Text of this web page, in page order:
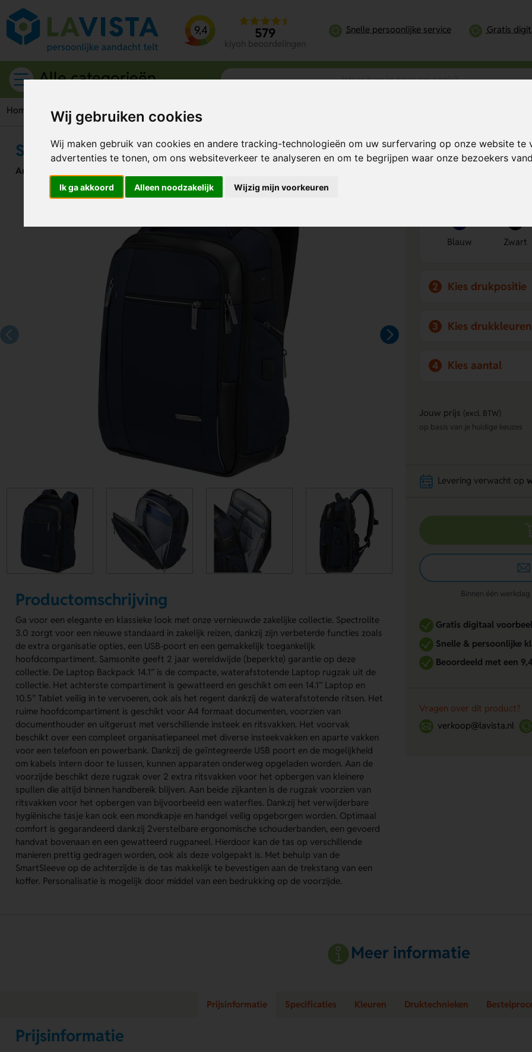
Wij gebruiken cookies
Wij maken gebruik van cookies en andere tracking-technologieën om uw surfervaring op onze website te
advertenties te tonen, om ons websiteverkeer te analyseren en om te begrijpen waar onze bezoekers
Ik ga akkoord Alleen noodzakelijk Wijzig mijn voorkeuren
9,4 579
kiyoh beoordelingen
Snelle persoonlijke service Gratis
Alle categorieën
Home Tassen Samsonite Spectrolite 3.0 Laptop Backpack 14.1"
Samsonite Spectrolite 3.0 Laptop Backpack 14.1"
Artikelnummer:
Productomschrijving
Ga voor een elegante en klassieke look met onze vernieuwde zakelijke collectie. Spectrolite
3.0 zorgt voor een nieuwe standaard in zakelijk reizen, dankzij zijn verbeterde functies zoals
de extra organisatie opties, een USB-poort en een gemakkelijk toegankelijk
hoofdcompartiment. Samsonite geeft 2 jaar wereldwijde (beperkte) garantie op deze
collectie. De Laptop Backpack 14.1’’ is de compacte, waterafstotende Laptop rugzak uit de
collectie. Het achterste compartiment is gewatteerd en geschikt om een 14.1’’ Laptop en
10.5’’ Tablet veilig in te vervoeren, ook als het regent dankzij de waterafstotende ritsen. Het
ruime hoofdcompartiment is geschikt voor A4 formaat documenten, voorzien van
documenthouder en uitgerust met verschillende insteek en ritsvakken. Het voorvak
beschikt over een compleet organisatiepaneel met diverse insteekvakken en aparte vakken
voor een telefoon en powerbank. Dankzij de geïntegreerde USB poort en de mogelijkheid
om kabels intern door te lussen, kunnen apparaten onderweg opgeladen worden. Aan de
voorzijde beschikt deze rugzak over 2 extra ritsvakken voor het opbergen van kleinere
spullen die altijd binnen handbereik blijven. Aan beide zijkanten is de rugzak voorzien van
ritsvakken voor het opbergen van bijvoorbeeld een waterfles. Dankzij het verwijderbare
hygiënische tasje kan ook een mondkapje en handgel veilig opgeborgen worden. Optimaal
comfort is gegarandeerd dankzij 2verstelbare ergonomische schouderbanden, een gevoerd
handvat bovenaan en een gewatteerd rugpaneel. Hierdoor kan de tas op verschillende
manieren prettig gedragen worden, ook als deze volgepakt is. Met behulp van de
SmartSleeve op de achterzijde is de tas makkelijk te bevestigen aan de trekstang van een
koffer. Personalisatie is mogelijk door middel van een bedrukking op de voorzijde.
Bereken mijn
Blauw Zwart
2 Kies drukpositie
3 Kies drukkleuren
4 Kies aantal
Jouw prijs (excl. BTW)
op basis van je huidige keuzes
Levering verwacht op
Binnen één
Gratis digitaal
Snelle & persoonlijke
Beoordeeld met een
Vragen over dit product?
verkoop@lavista.nl
Meer informatie
Prijsinformatie Specificaties Kleuren Druktechnieken
Prijsinformatie